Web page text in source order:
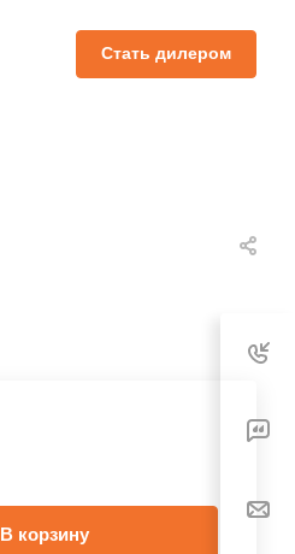
Стать дилером
В корзину